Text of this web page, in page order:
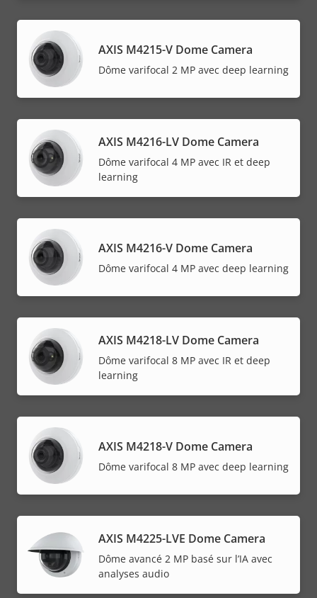
AXIS M4215-V Dome Camera
Dôme varifocal 2 MP avec deep learning
AXIS M4216-LV Dome Camera
Dôme varifocal 4 MP avec IR et deep
learning
AXIS M4216-V Dome Camera
Dôme varifocal 4 MP avec deep learning
AXIS M4218-LV Dome Camera
Dôme varifocal 8 MP avec IR et deep
learning
AXIS M4218-V Dome Camera
Dôme varifocal 8 MP avec deep learning
AXIS M4225-LVE Dome Camera
Dôme avancé 2 MP basé sur l’IA avec
analyses audio